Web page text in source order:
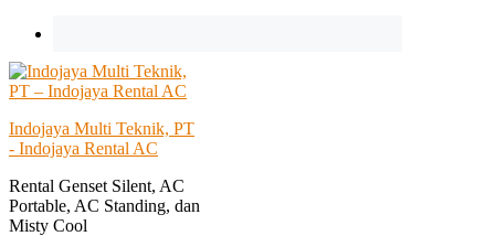
Indojaya Multi Teknik, PT
- Indojaya Rental AC
Rental Genset Silent, AC
Portable, AC Standing, dan
Misty Cool